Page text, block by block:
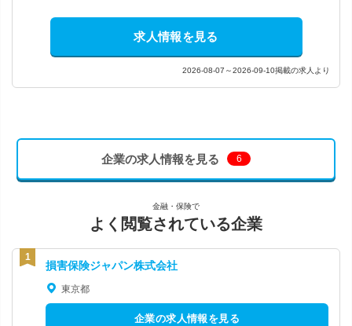
求人情報を見る
2026-08-07～2026-09-10掲載の求人より
企業の求人情報を見る 6
金融・保険で
よく閲覧されている企業
損害保険ジャパン株式会社
東京都
企業の求人情報を見る